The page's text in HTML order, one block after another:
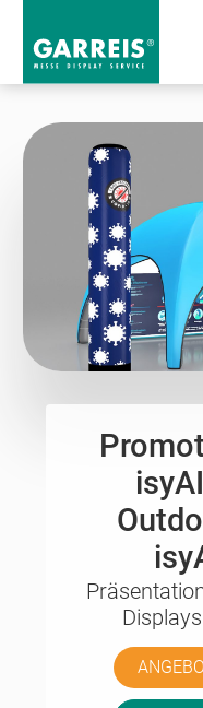
Displays